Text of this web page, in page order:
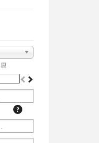
📆
?